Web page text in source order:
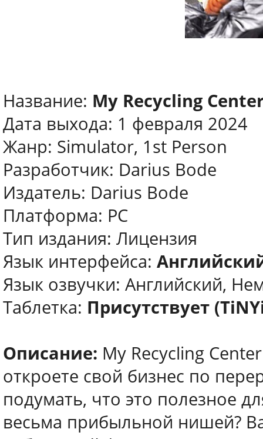
Название: My Recycling
Дата выхода: 1 февраля 2024
Жанр: Simulator, 1st Person
Разработчик: Darius Bode
Издатель: Darius Bode
Платформа: PC
Тип издания: Лицензия
Язык интерфейса:
Язык озвучки: Английский,
Таблетка: Присутствует
Описание: My Recycling
откроете свой бизнес по
подумать, что это полезное
весьма прибыльной нишей?